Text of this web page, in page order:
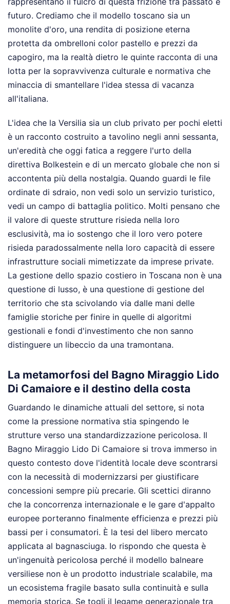
futuro. Crediamo che il modello toscano sia un
monolite d'oro, una rendita di posizione eterna
protetta da ombrelloni color pastello e prezzi da
capogiro, ma la realtà dietro le quinte racconta di una
lotta per la sopravvivenza culturale e normativa che
minaccia di smantellare l'idea stessa di vacanza
all'italiana.
L'idea che la Versilia sia un club privato per pochi eletti
è un racconto costruito a tavolino negli anni sessanta,
un'eredità che oggi fatica a reggere l'urto della
direttiva Bolkestein e di un mercato globale che non si
accontenta più della nostalgia. Quando guardi le file
ordinate di sdraio, non vedi solo un servizio turistico,
vedi un campo di battaglia politico. Molti pensano che
il valore di queste strutture risieda nella loro
esclusività, ma io sostengo che il loro vero potere
risieda paradossalmente nella loro capacità di essere
infrastrutture sociali mimetizzate da imprese private.
La gestione dello spazio costiero in Toscana non è una
questione di lusso, è una questione di gestione del
territorio che sta scivolando via dalle mani delle
famiglie storiche per finire in quelle di algoritmi
gestionali e fondi d'investimento che non sanno
distinguere un libeccio da una tramontana.
La metamorfosi del Bagno Miraggio Lido
Di Camaiore e il destino della costa
Guardando le dinamiche attuali del settore, si nota
come la pressione normativa stia spingendo le
strutture verso una standardizzazione pericolosa. Il
Bagno Miraggio Lido Di Camaiore si trova immerso in
questo contesto dove l'identità locale deve scontrarsi
con la necessità di modernizzarsi per giustificare
concessioni sempre più precarie. Gli scettici diranno
che la concorrenza internazionale e le gare d'appalto
europee porteranno finalmente efficienza e prezzi più
bassi per i consumatori. È la tesi del libero mercato
applicata al bagnasciuga. Io rispondo che questa è
un'ingenuità pericolosa perché il modello balneare
versiliese non è un prodotto industriale scalabile, ma
un ecosistema fragile basato sulla continuità e sulla
memoria storica. Se togli il legame generazionale tra